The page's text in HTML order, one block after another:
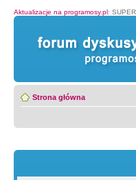
Aktualizacje na programosy.pl:
Strona główna